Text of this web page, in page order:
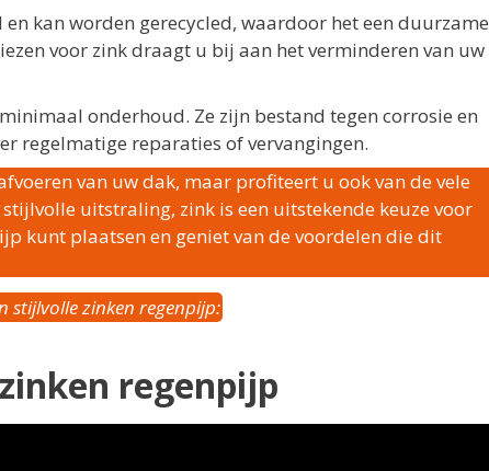
kan worden gerecycled, waardoor het een duurzame
voor zink draagt u bij aan het verminderen van uw
onderhoud. Ze zijn bestand tegen corrosie en
regelmatige reparaties of vervangingen.
van uw dak, maar profiteert u ook van de vele
uitstraling, zink is een uitstekende keuze voor
kunt plaatsen en geniet van de voordelen die dit
stijlvolle zinken regenpijp:
regenpijp